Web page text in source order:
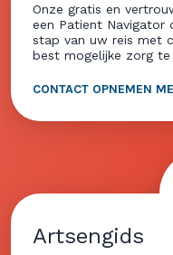
Onze gratis en
een Patient Navigator
stap van uw reis met
best mogelijke zorg te
CONTACT OPNEMEN
Artsengids